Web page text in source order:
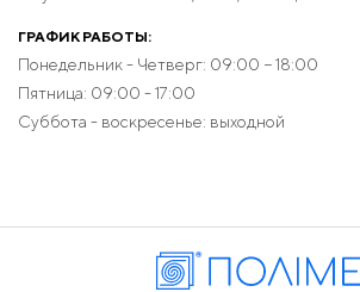
ГРАФИК РАБОТЫ:
Понедельник - Четверг: 09:00 − 18:00
Пятница: 09:00 - 17:00
Суббота - воскресенье: выходной